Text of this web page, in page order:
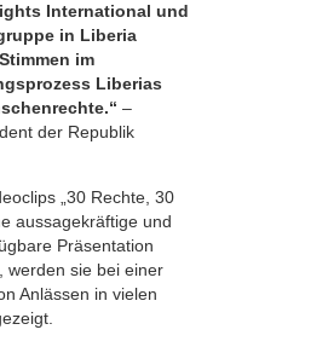
International und
in Liberia
im
Liberias
–
der Republik
„30 Rechte, 30
aussagekräftige und
Präsentation
werden sie bei einer
Anlässen in vielen